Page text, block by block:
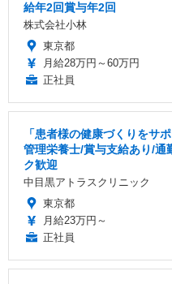
給年2回賞与年2回
株式会社小林
東京都
月給28万円～60万円
正社員
「患者様の健康づくりをサ
管理栄養士/賞与支給あり/通
ク歓迎
中目黒アトラスクリニック
東京都
月給23万円～
正社員